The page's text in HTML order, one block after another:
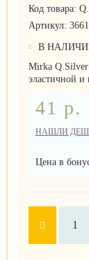
Код товара:
Артикул:
В
Mirka
эластичной
41 р.
НАШЛИ
Цена в